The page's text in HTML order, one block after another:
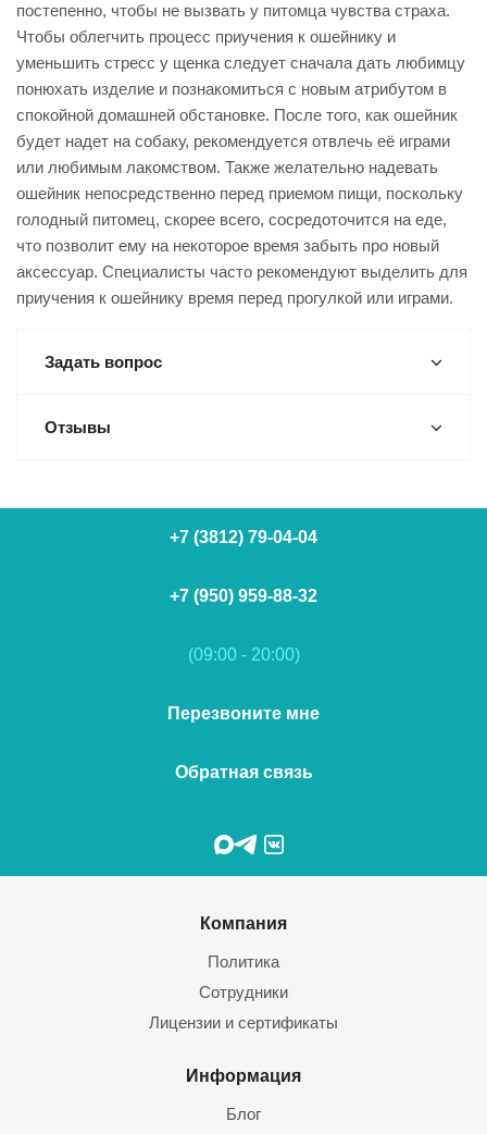
постепенно, чтобы не вызвать у питомца чувства страха.
Чтобы облегчить процесс приучения к ошейнику и
уменьшить стресс у щенка следует сначала дать любимцу
понюхать изделие и познакомиться с новым атрибутом в
спокойной домашней обстановке. После того, как ошейник
будет надет на собаку, рекомендуется отвлечь её играми
или любимым лакомством. Также желательно надевать
ошейник непосредственно перед приемом пищи, поскольку
голодный питомец, скорее всего, сосредоточится на еде,
что позволит ему на некоторое время забыть про новый
аксессуар. Специалисты часто рекомендуют выделить для
приучения к ошейнику время перед прогулкой или играми.
Задать вопрос
Отзывы
+7 (3812) 79-04-04
+7 (950) 959-88-32
(09:00 - 20:00)
Перезвоните мне
Обратная связь
Компания
Политика
Сотрудники
Лицензии и сертификаты
Информация
Блог